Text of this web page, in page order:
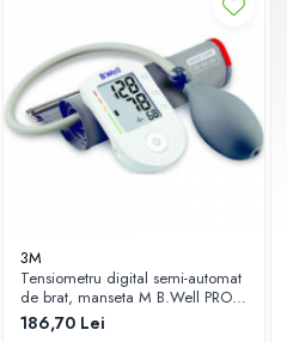
3M
Tensiometru digital semi-automat
de brat, manseta M B.Well PRO-
30 Zephyr Labs
186,70 Lei